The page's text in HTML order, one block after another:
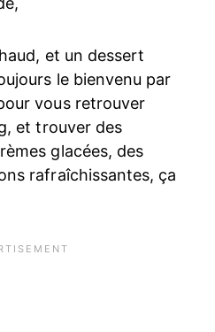
et un dessert
le bienvenu par
vous retrouver
et trouver des
glacées, des
rafraîchissantes, ça